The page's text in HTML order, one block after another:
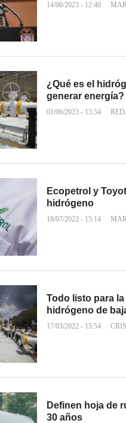
14/06/2023 - 12:40
¿Qué es el
generar energía?
01/06/2023 - 13:54
Ecopetrol y
hidrógeno
18/07/2022 - 15:14
Todo listo para
hidrógeno de
17/03/2022 - 15:54
Definen hoja de
30 años